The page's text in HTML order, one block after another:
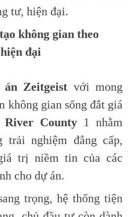
tư, hiện đại.
không gian theo
đại
Zeitgeist với mong
không gian sống đắt giá
County 1 nhằm
trải nghiệm đẳng cấp,
trị niềm tin của các
cho dự án.
trọng, hệ thống tiện